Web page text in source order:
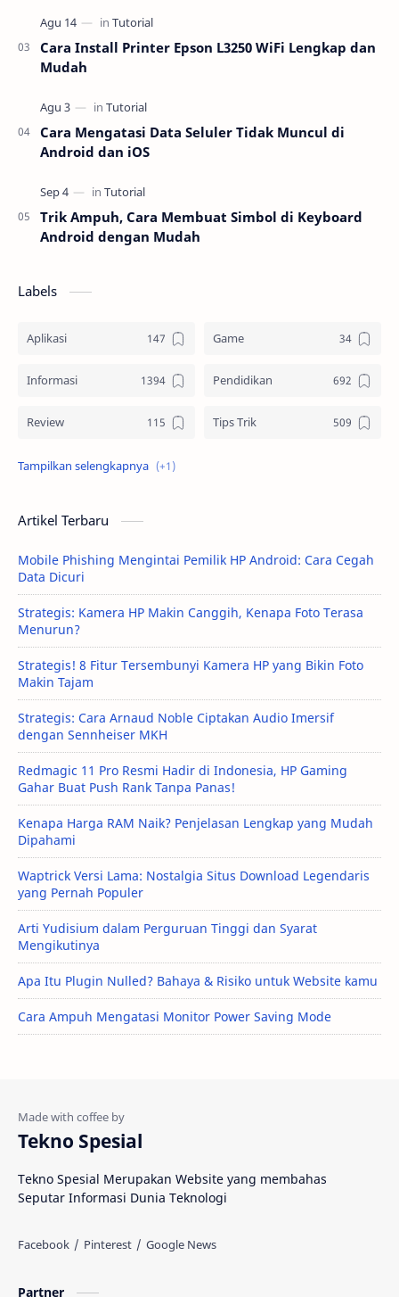
Cara Install Printer Epson L3250 WiFi Lengkap dan
Mudah
Cara Mengatasi Data Seluler Tidak Muncul di
Android dan iOS
Trik Ampuh, Cara Membuat Simbol di Keyboard
Android dengan Mudah
Labels
Aplikasi Game
Informasi Pendidikan
Review Tips Trik
Tutorial
Artikel Terbaru
Mobile Phishing Mengintai Pemilik HP Android: Cara Cegah
Data Dicuri
Strategis: Kamera HP Makin Canggih, Kenapa Foto Terasa
Menurun?
Strategis! 8 Fitur Tersembunyi Kamera HP yang Bikin Foto
Makin Tajam
Strategis: Cara Arnaud Noble Ciptakan Audio Imersif
dengan Sennheiser MKH
Redmagic 11 Pro Resmi Hadir di Indonesia, HP Gaming
Gahar Buat Push Rank Tanpa Panas!
Kenapa Harga RAM Naik? Penjelasan Lengkap yang Mudah
Dipahami
Waptrick Versi Lama: Nostalgia Situs Download Legendaris
yang Pernah Populer
Arti Yudisium dalam Perguruan Tinggi dan Syarat
Mengikutinya
Apa Itu Plugin Nulled? Bahaya & Risiko untuk Website kamu
Cara Ampuh Mengatasi Monitor Power Saving Mode
Tekno Spesial
Tekno Spesial Merupakan Website yang membahas
Seputar Informasi Dunia Teknologi
Partner